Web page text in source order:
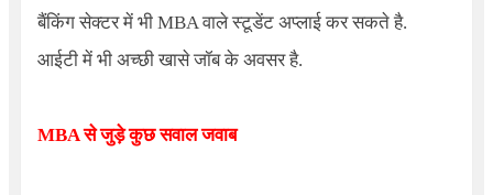
बैंकिंग सेक्टर में भी MBA वाले स्टूडेंट अप्लाई कर सकते है.
आईटी में भी अच्छी खासे जॉब के अवसर है.
MBAसे जुड़े कुछ सवाल जवाब